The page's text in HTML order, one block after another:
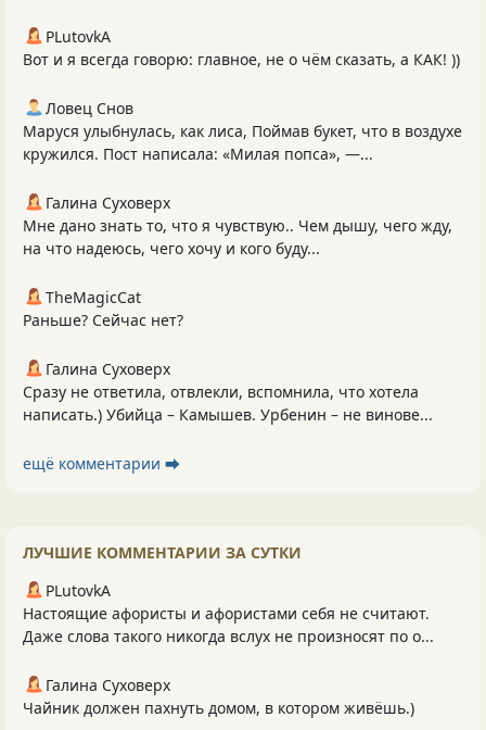
PLutоvkА
Вот и я всегда говорю: главное, не о чём сказать, а КАК! ))
Ловец Снов
Маруся улыбнулась, как лиса, Поймав букет, что в воздухе
кружился. Пост написала: «Милая попса», —...
Галина Суховерх
Мне дано знать то, что я чувствую.. Чем дышу, чего жду,
на что надеюсь, чего хочу и кого буду...
TheMagicCat
Раньше? Сейчас нет?
Галина Суховерх
Сразу не ответила, отвлекли, вспомнила, что хотела
написать.) Убийца – Камышев. Урбенин – не винове...
ещё комментарии ⮕
ЛУЧШИЕ КОММЕНТАРИИ ЗА СУТКИ
PLutоvkА
Настоящие афористы и афористами себя не считают.
Даже слова такого никогда вслух не произносят по о...
Галина Суховерх
Чайник должен пахнуть домом, в котором живёшь.)